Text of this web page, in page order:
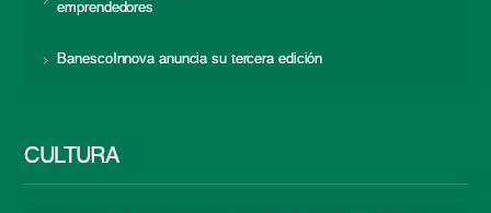
emprendedores
BanescoInnova anuncia su tercera edición
CULTURA